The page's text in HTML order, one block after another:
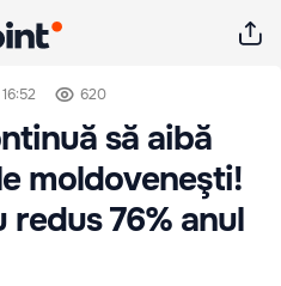
620
să aibă
moldoveneşti!
76% anul